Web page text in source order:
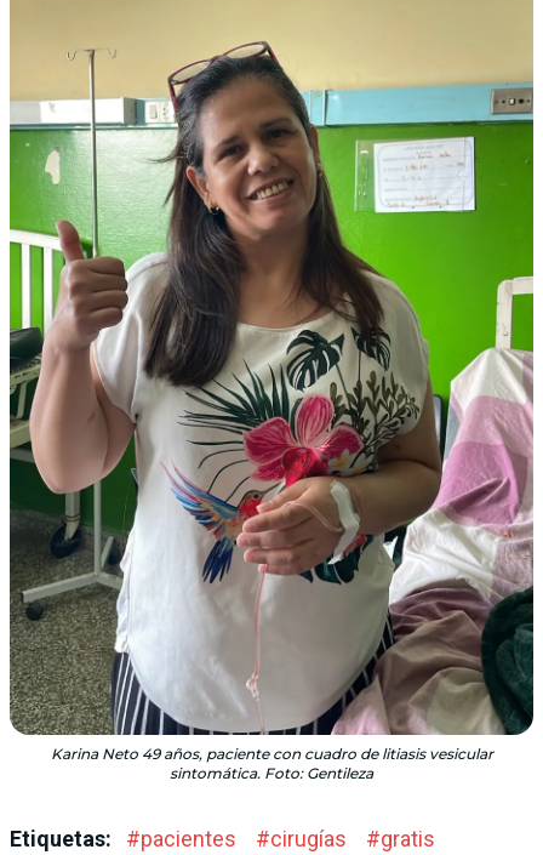
Karina Neto 49 años, paciente con cuadro de litiasis vesicular
sintomática. Foto: Gentileza
Etiquetas: #pacientes #cirugías #gratis